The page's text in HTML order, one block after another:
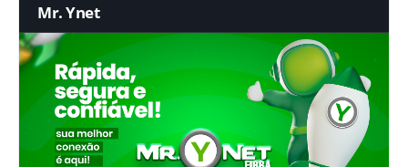
Mr. Ynet